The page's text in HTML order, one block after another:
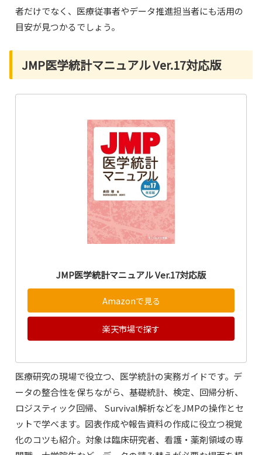
者だけでなく、医療従事者やデータ推進担当者にも活用の
目安が見つかるでしょう。
JMP医学統計マニュアル Ver.17対応版
JMP医学統計マニュアル Ver.17対応版
Amazonで見る
楽天市場で探す
医療研究の現場で役立つ、医学統計の実務ガイドです。デ
ータの整合性を保ちながら、基礎統計、検定、回帰分析、
ロジスティック回帰、 Survival解析などをJMPの操作とセ
ットで学べます。図表作成や報告資料の作成に役立つ視覚
化のコツも紹介。対象は臨床研究者、看護・薬剤領域の専